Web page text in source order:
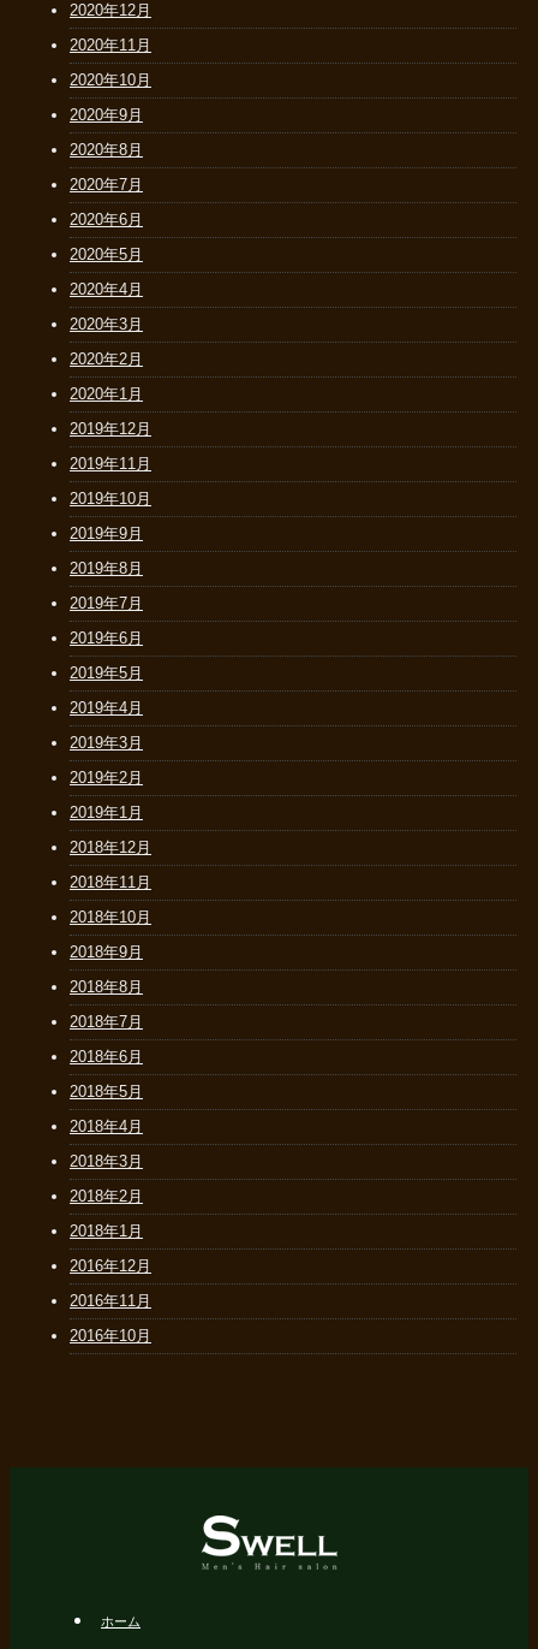
2020年12月
2020年11月
2020年10月
2020年9月
2020年8月
2020年7月
2020年6月
2020年5月
2020年4月
2020年3月
2020年2月
2020年1月
2019年12月
2019年11月
2019年10月
2019年9月
2019年8月
2019年7月
2019年6月
2019年5月
2019年4月
2019年3月
2019年2月
2019年1月
2018年12月
2018年11月
2018年10月
2018年9月
2018年8月
2018年7月
2018年6月
2018年5月
2018年4月
2018年3月
2018年2月
2018年1月
2016年12月
2016年11月
2016年10月
ホーム